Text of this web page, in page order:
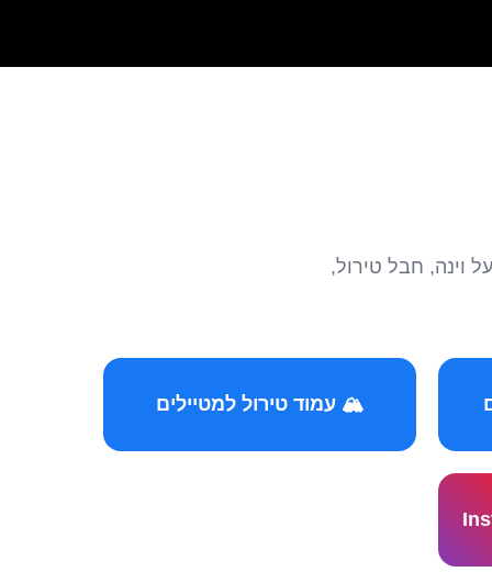
וינה, חבל טירול,
🏔️ עמוד טירול למטיילים